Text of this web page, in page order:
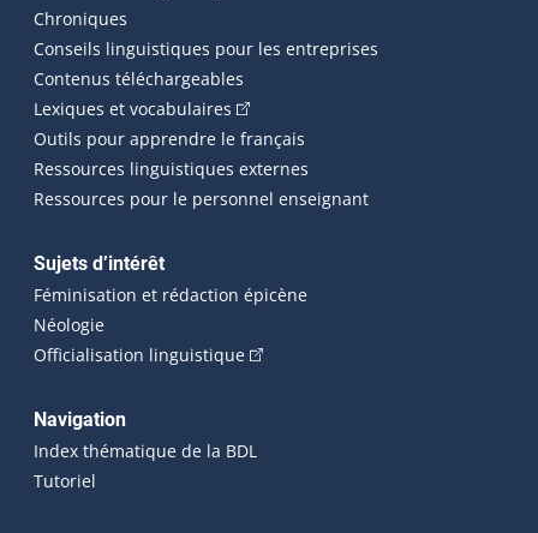
Chroniques
Conseils linguistiques pour les entreprises
Contenus téléchargeables
Lexiques et vocabulaires (Cet hyperlien externe s'ouvrira
Outils pour apprendre le français
Ressources linguistiques externes
Ressources pour le personnel enseignant
Sujets d’intérêt
Féminisation et rédaction épicène
Néologie
Officialisation linguistique(Cet hyperlien externe s'ouvrira
Navigation
Index thématique de la BDL
Tutoriel